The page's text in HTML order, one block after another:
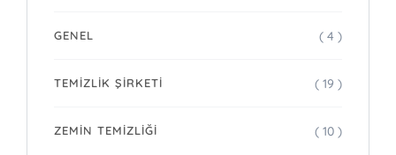
GENEL ( 4 )
TEMIZLIK ŞIRKETI ( 19 )
ZEMIN TEMIZLIĞI ( 10 )